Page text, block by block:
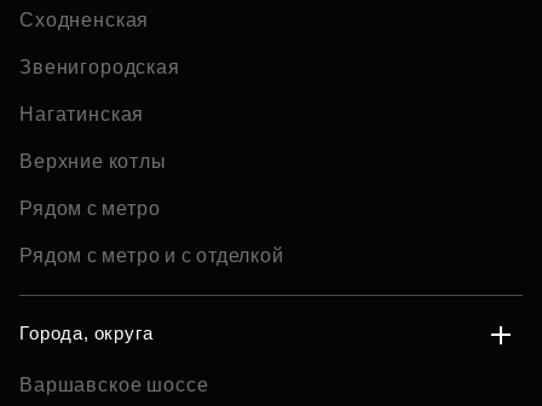
Сходненская
Звенигородская
Нагатинская
Верхние котлы
Рядом с метро
Рядом с метро и с отделкой
Города, округа
Варшавское шоссе